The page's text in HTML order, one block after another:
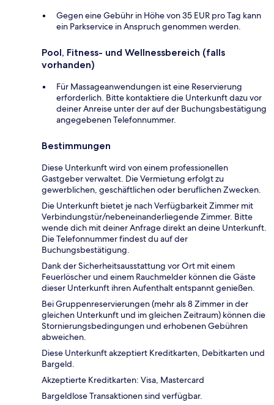
Gegen eine Gebühr in Höhe von 35 EUR pro Tag kann
ein Parkservice in Anspruch genommen werden.
Pool, Fitness- und Wellnessbereich (falls
vorhanden)
Für Massageanwendungen ist eine Reservierung
erforderlich. Bitte kontaktiere die Unterkunft dazu vor
deiner Anreise unter der auf der Buchungsbestätigung
angegebenen Telefonnummer.
Bestimmungen
Diese Unterkunft wird von einem professionellen
Gastgeber verwaltet. Die Vermietung erfolgt zu
gewerblichen, geschäftlichen oder beruflichen Zwecken.
Die Unterkunft bietet je nach Verfügbarkeit Zimmer mit
Verbindungstür/nebeneinanderliegende Zimmer. Bitte
wende dich mit deiner Anfrage direkt an deine Unterkunft.
Die Telefonnummer findest du auf der
Buchungsbestätigung.
Dank der Sicherheitsausstattung vor Ort mit einem
Feuerlöscher und einem Rauchmelder können die Gäste
dieser Unterkunft ihren Aufenthalt entspannt genießen.
Bei Gruppenreservierungen (mehr als 8 Zimmer in der
gleichen Unterkunft und im gleichen Zeitraum) können die
Stornierungsbedingungen und erhobenen Gebühren
abweichen.
Diese Unterkunft akzeptiert Kreditkarten, Debitkarten und
Bargeld.
Akzeptierte Kreditkarten: Visa, Mastercard
Bargeldlose Transaktionen sind verfügbar.